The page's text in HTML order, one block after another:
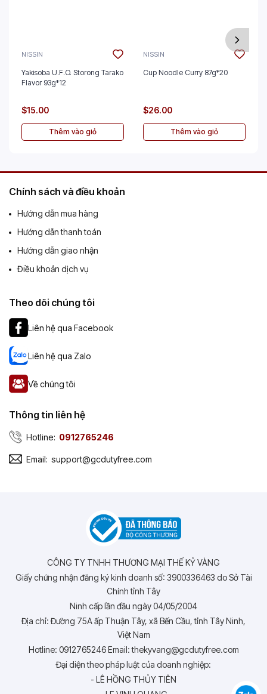
NISSIN
Yakisoba U.F.O. Storong Tarako
Flavor 93g*12
$15.00
Thêm vào giỏ
NISSIN
Cup Noodle Curry 87g*20
$26.00
Thêm vào giỏ
Chính sách và điều khoản
Hướng dẫn mua hàng
Hướng dẫn thanh toán
Hướng dẫn giao nhận
Điều khoản dịch vụ
Theo dõi chúng tôi
Liên hệ qua Facebook
Liên hệ qua Zalo
Về chúng tôi
Thông tin liên hệ
Hotline: 0912765246
Email: support@gcdutyfree.com
CÔNG TY TNHH THƯƠNG MẠI THẾ KỶ VÀNG
Giấy chứng nhận đăng ký kinh doanh số: 3900336463 do Sở Tài
Chính tỉnh Tây
Ninh cấp lần đầu ngày 04/05/2004
Địa chỉ: Đường 75A ấp Thuận Tây, xã Bến Cầu, tỉnh Tây Ninh,
Việt Nam
Hotline: 0912765246 Email: thekyvang@gcdutyfree.com
Đại diện theo pháp luật của doanh nghiệp:
- LÊ HỒNG THỦY TIÊN